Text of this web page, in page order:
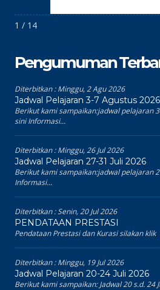
1 / 14
Pengumuman
Diterbitkan :Minggu, 2 Agu 2026
Jadwal Pelajaran 3-7 Agustus 2026
Berikut kami sampaikan:jadwal pelajaran
sini Informasi...
Diterbitkan :Minggu, 26 Jul 2026
Jadwal Pelajaran 27-31 Juli 2026
Berikut kami sampaikan:jadwal pelajaran
Informasi...
Diterbitkan :Senin, 20 Jul 2026
PENDATAAN PRESTASI
Pendataan Prestasi dan Kurasi silakan klik
Diterbitkan :Minggu, 19 Jul 2026
Jadwal Pelajaran 20-24 Juli 2026
Berikut kami sampaikan: Jadwal 20 s.d. 24